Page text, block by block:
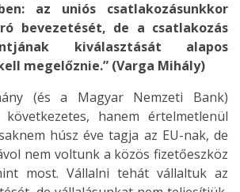
az uniós csatlakozásunkkor
bevezetését, de a csatlakozás
kiválasztását alapos
megelőznie.” (Varga Mihály)
(és a Magyar Nemzeti Bank)
hanem értelmetlenül
húsz éve tagja az EU-nak, de
nem voltunk a közös fizetőeszköz
most. Vállalni tehát vállaltuk az